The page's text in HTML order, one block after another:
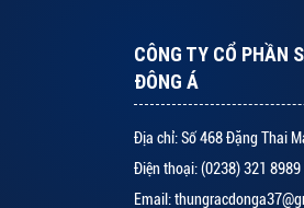
CÔNG TY CỔ PHẦN
ĐÔNG Á
Địa chỉ: Số 468 Đặng Thai
Điện thoại: (0238) 321
Email: